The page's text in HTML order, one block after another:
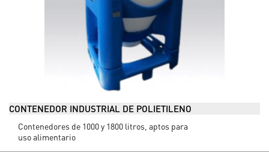
CONTENEDOR INDUSTRIAL DE POLIETILENO
Contenedores de 1000 y 1800 litros, aptos para
uso alimentario